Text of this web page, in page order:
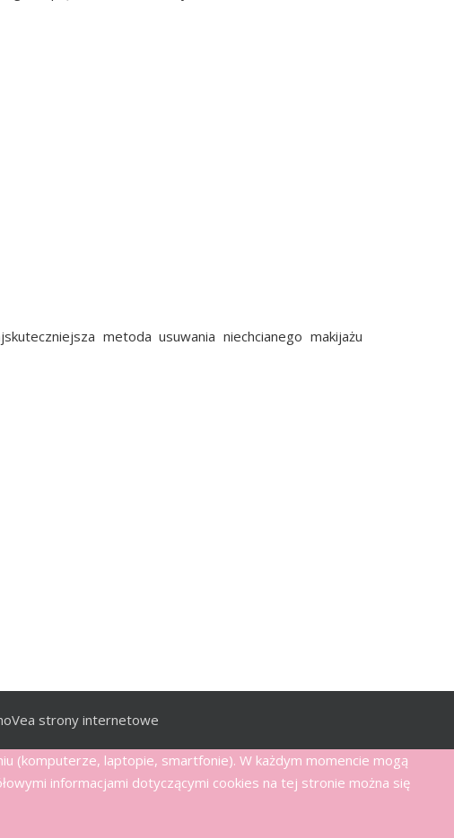
metoda usuwania niechcianego makijażu
strony internetowe
(komputerze, laptopie, smartfonie). W każdym momencie mogą
informacjami dotyczącymi cookies na tej stronie można się